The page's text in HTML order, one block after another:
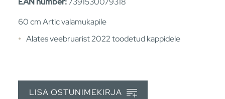
60 cm Artic valamukapile
Alates veebruarist 2022 toodetud kappidele
LISA OSTUNIMEKIRJA